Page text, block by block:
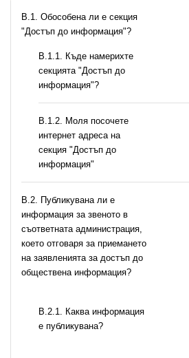
В.1. Обособена ли е секция
"Достъп до информация"?
В.1.1. Къде намерихте
секцията "Достъп до
информация"?
B.1.2. Моля посочете
интернет адреса на
секция "Достъп до
информация"
В.2. Публикувана ли е
информация за звеното в
съответната администрация,
което отговаря за приемането
на заявленията за достъп до
обществена информация?
B.2.1. Каква информация
е публикувана?